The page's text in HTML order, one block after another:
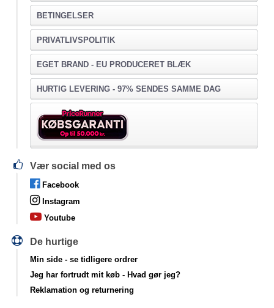
BETINGELSER
PRIVATLIVSPOLITIK
EGET BRAND - EU PRODUCERET BLÆK
HURTIG LEVERING - 97% SENDES SAMME DAG
Vær social med os
Facebook
Instagram
Youtube
De hurtige
Min side - se tidligere ordrer
Jeg har fortrudt mit køb - Hvad gør jeg?
Reklamation og returnering